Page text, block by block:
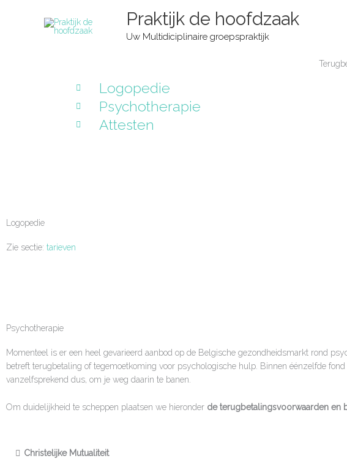
Praktijk de hoofdzaak
Uw Multidiciplinaire groepspraktijk
Logopedie
Psychotherapie
Attesten
Logopedie
Zie sectie: tarieven
Psychotherapie
Momenteel is er een heel gevarieerd aanbod op de Belgische gezondheidsmarkt rond
betreft terugbetaling of tegemoetkoming voor psychologische hulp. Binnen éénzelfde
vanzelfsprekend dus, om je weg daarin te banen.
Om duidelijkheid te scheppen plaatsen we hieronder de terugbetalingsvoorwaarden en
Christelijke Mutualiteit